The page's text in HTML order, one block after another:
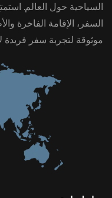
السياحية حول العالم.
السفر، الإقامة الفاخرة
موثوقة لتجربة سفر فريدة